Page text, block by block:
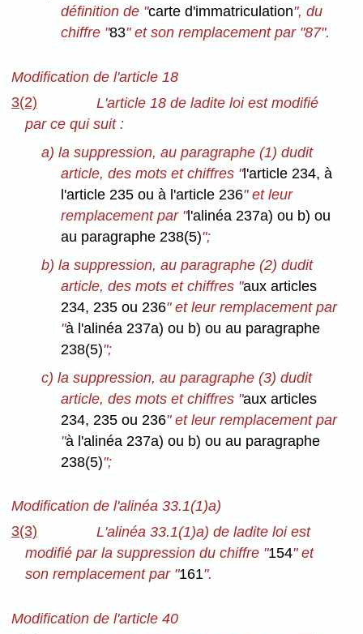
définition de "carte d'immatriculation", du
chiffre "83" et son remplacement par "87".
Modification de l'article 18
3(2)
L'article 18 de ladite loi est modifié
par ce qui suit :
a) la suppression, au paragraphe (1) dudit
article, des mots et chiffres "l'article 234, à
l'article 235 ou à l'article 236" et leur
remplacement par "l'alinéa 237a) ou b) ou
au paragraphe 238(5)";
b) la suppression, au paragraphe (2) dudit
article, des mots et chiffres "aux articles
234, 235 ou 236" et leur remplacement par
"à l'alinéa 237a) ou b) ou au paragraphe
238(5)";
c) la suppression, au paragraphe (3) dudit
article, des mots et chiffres "aux articles
234, 235 ou 236" et leur remplacement par
"à l'alinéa 237a) ou b) ou au paragraphe
238(5)";
Modification de l'alinéa 33.1(1)a)
3(3)
L'alinéa 33.1(1)a) de ladite loi est
modifié par la suppression du chiffre "154" et
son remplacement par "161".
Modification de l'article 40